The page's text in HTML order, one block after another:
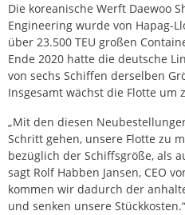
Die koreanische Werft Daewoo
Engineering wurde von Hapag-
über 23.500 TEU großen
Ende 2020 hatte die deutsche
von sechs Schiffen derselben
Insgesamt wächst die Flotte um
„Mit den diesen
Schritt gehen, unsere Flotte zu
bezüglich der Schiffsgröße, als
sagt Rolf Habben Jansen, CEO
kommen wir dadurch der
und senken unsere Stückkosten.“